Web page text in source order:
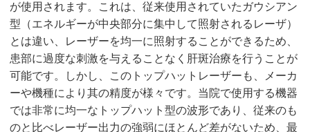
が使用されます。これは、従来使用されていたガウシアン
型（エネルギーが中央部分に集中して照射されるレーザ）
とは違い、レーザーを均一に照射することができるため、
患部に過度な刺激を与えることなく肝斑治療を行うことが
可能です。しかし、このトップハットレーザーも、メーカ
ーや機種により其の精度が様々です。当院で使用する機器
では非常に均一なトップハット型の波形であり、従来のも
のと比べレーザー出力の強弱にほとんど差がないため、最